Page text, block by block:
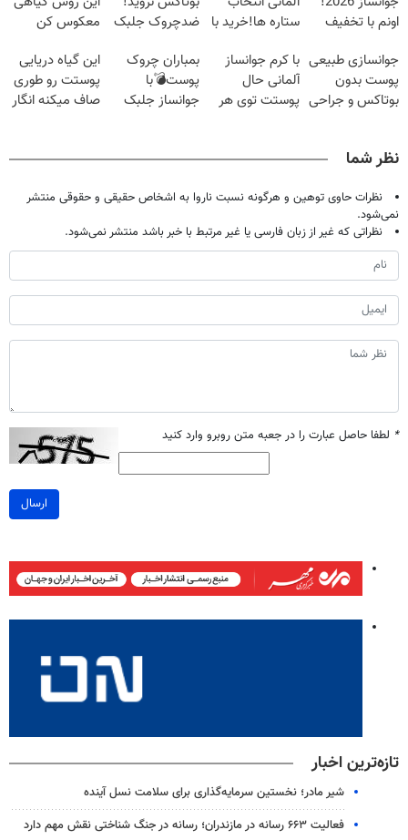
اونم با تخفیف
ستاره ها!خرید با
ضدچروک جلبک
معکوس کن
جوانسازی طبیعی
پوست بدون
بوتاکس و جراحی
با کرم جوانساز
آلمانی حال
پوستت توی هر
بمباران چروک
پوست💣با
جوانساز جلبک
این گیاه دریایی
پوستت رو طوری
صاف میکنه انگار
نظر شما
نظرات حاوی توهین و هرگونه نسبت ناروا به اشخاص حقیقی و حقوقی منتشر
نمی‌شود.
نظراتی که غیر از زبان فارسی یا غیر مرتبط با خبر باشد منتشر نمی‌شود.
* لطفا حاصل عبارت را در جعبه متن روبرو وارد کنید
ارسال
تازه‌ترین اخبار
شیر مادر؛ نخستین سرمایه‌گذاری برای سلامت نسل آینده
فعالیت ۶۶۳ رسانه در مازندران؛ رسانه در جنگ شناختی نقش مهم دارد